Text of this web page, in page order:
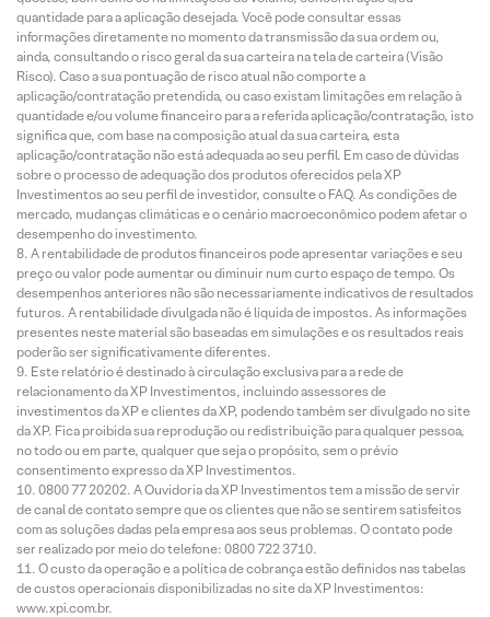
quantidade para a aplicação desejada. Você pode consultar essas
informações diretamente no momento da transmissão da sua ordem ou,
ainda, consultando o risco geral da sua carteira na tela de carteira (Visão
Risco). Caso a sua pontuação de risco atual não comporte a
aplicação/contratação pretendida, ou caso existam limitações em relação à
quantidade e/ou volume financeiro para a referida aplicação/contratação, isto
significa que, com base na composição atual da sua carteira, esta
aplicação/contratação não está adequada ao seu perfil. Em caso de dúvidas
sobre o processo de adequação dos produtos oferecidos pela XP
Investimentos ao seu perfil de investidor, consulte o FAQ. As condições de
mercado, mudanças climáticas e o cenário macroeconômico podem afetar o
desempenho do investimento.
A rentabilidade de produtos financeiros pode apresentar variações e seu
preço ou valor pode aumentar ou diminuir num curto espaço de tempo. Os
desempenhos anteriores não são necessariamente indicativos de resultados
futuros. A rentabilidade divulgada não é líquida de impostos. As informações
presentes neste material são baseadas em simulações e os resultados reais
poderão ser significativamente diferentes.
Este relatório é destinado à circulação exclusiva para a rede de
relacionamento da XP Investimentos, incluindo assessores de
investimentos da XP e clientes da XP, podendo também ser divulgado no site
da XP. Fica proibida sua reprodução ou redistribuição para qualquer pessoa,
no todo ou em parte, qualquer que seja o propósito, sem o prévio
consentimento expresso da XP Investimentos.
0800 77 20202. A Ouvidoria da XP Investimentos tem a missão de servir
de canal de contato sempre que os clientes que não se sentirem satisfeitos
com as soluções dadas pela empresa aos seus problemas. O contato pode
ser realizado por meio do telefone: 0800 722 3710.
O custo da operação e a política de cobrança estão definidos nas tabelas
de custos operacionais disponibilizadas no site da XP Investimentos:
www.xpi.com.br.